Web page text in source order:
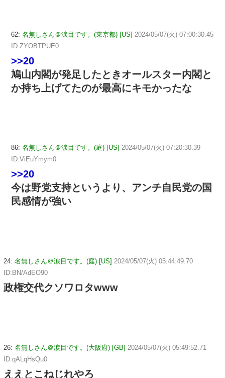
62: 名無しさん＠涙目です。(東京都) [US] 2024/05/07(火) 07:00:30.45
ID:ZYOBTPUE0
>>20
鳩山内閣が発足したときオールスター内閣と
か持ち上げてたのが最高にキモかったな
86: 名無しさん＠涙目です。(庭) [US] 2024/05/07(火) 07:20:30.39
ID:ViEuYmym0
>>20
今は野党支持というより、アンチ自民党の国
民感情が強い
24: 名無しさん＠涙目です。(庭) [US] 2024/05/07(火) 05:44:49.70
ID:BN/AdEO90
政権交代クソワロタwww
26: 名無しさん＠涙目です。(大阪府) [GB] 2024/05/07(火) 05:49:52.71
ID:qALqHsQu0
ええとこねじれやろ